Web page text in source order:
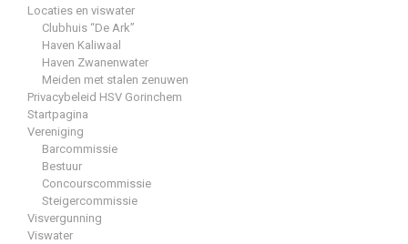
Locaties en viswater
Clubhuis “De Ark”
Haven Kaliwaal
Haven Zwanenwater
Meiden met stalen zenuwen
Privacybeleid HSV Gorinchem
Startpagina
Vereniging
Barcommissie
Bestuur
Concourscommissie
Steigercommissie
Visvergunning
Viswater